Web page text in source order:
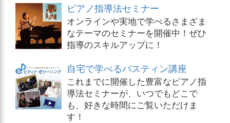
ピアノ指導法セミナー
オンラインや実地で学べるさまざま
なテーマのセミナーを開催中！ぜひ
指導のスキルアップに！
自宅で学べるバスティン講座
これまでに開催した豊富なピアノ指
導法セミナーが、いつでもどこで
も、好きな時間にご覧いただけま
す！